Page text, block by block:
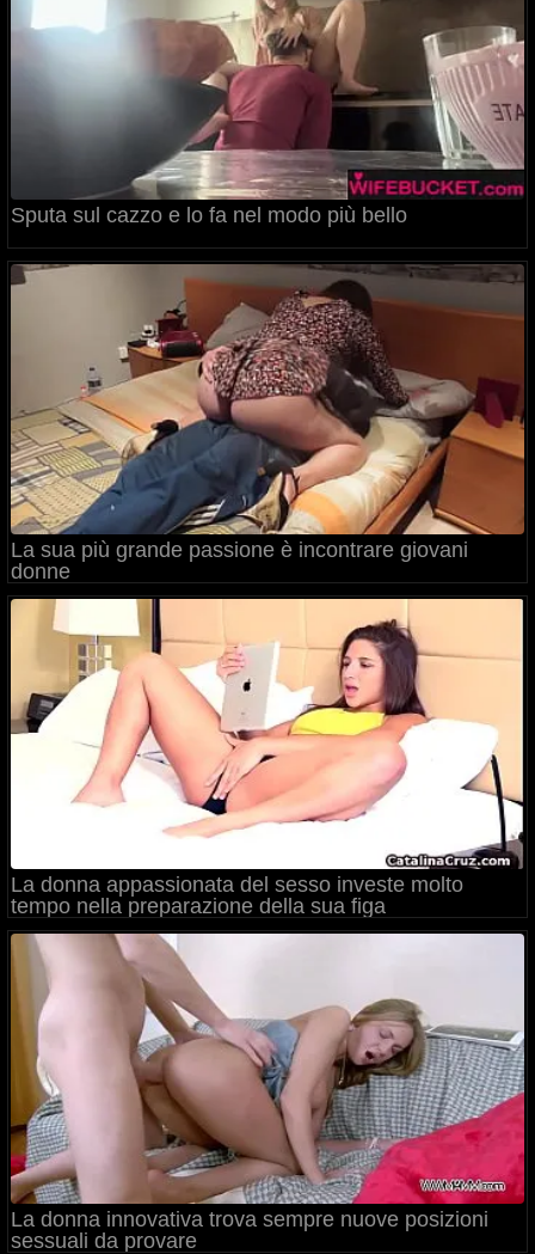
Sputa sul cazzo e lo fa nel modo più bello
La sua più grande passione è incontrare giovani
donne
La donna appassionata del sesso investe molto
tempo nella preparazione della sua figa
La donna innovativa trova sempre nuove posizioni
sessuali da provare